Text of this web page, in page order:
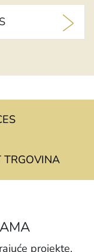
TRGOVINA
projekte,